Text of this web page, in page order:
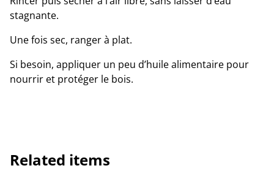
stagnante.
Une fois sec, ranger à plat.
Si besoin, appliquer un peu d’huile alimentaire pour
nourrir et protéger le bois.
Related items